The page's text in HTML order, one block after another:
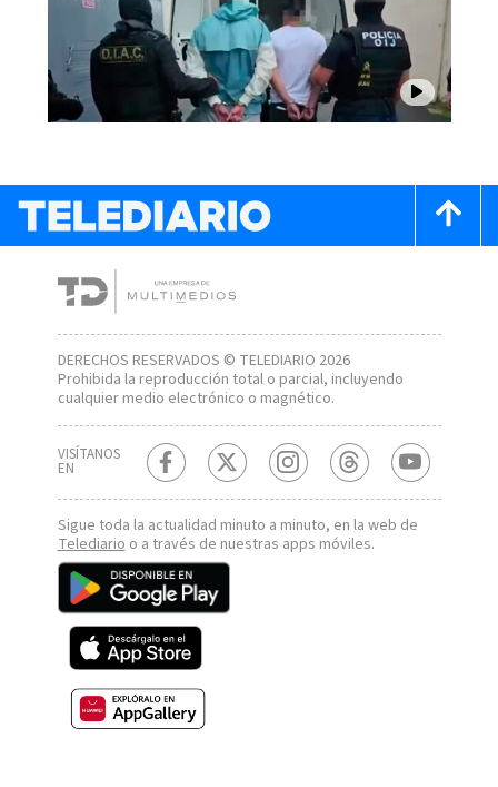
DERECHOS RESERVADOS © TELEDIARIO 2026
Prohibida la reproducción total o parcial, incluyendo
cualquier medio electrónico o magnético.
VISÍTANOS
EN
Sigue toda la actualidad minuto a minuto, en la web de
Telediario o a través de nuestras apps móviles.